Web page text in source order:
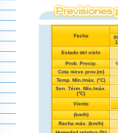
Fecha
Estado del cielo
Prob. Precip.
Cota nieve prov.(m)
Temp. Mín./máx. (°C)
Sen. Térm. Mín./máx.
(°C)
Viento
(km/h)
Racha máx. (km/h)